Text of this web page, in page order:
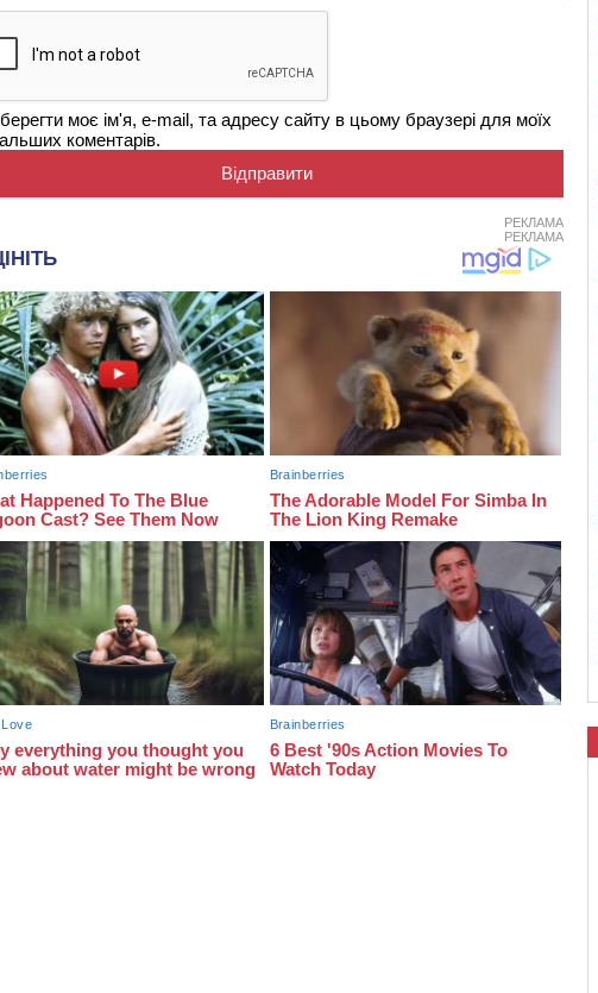
моє ім'я, e-mail, та адресу сайту в цьому браузері для моїх
коментарів.
РЕКЛАМА
РЕКЛАМА